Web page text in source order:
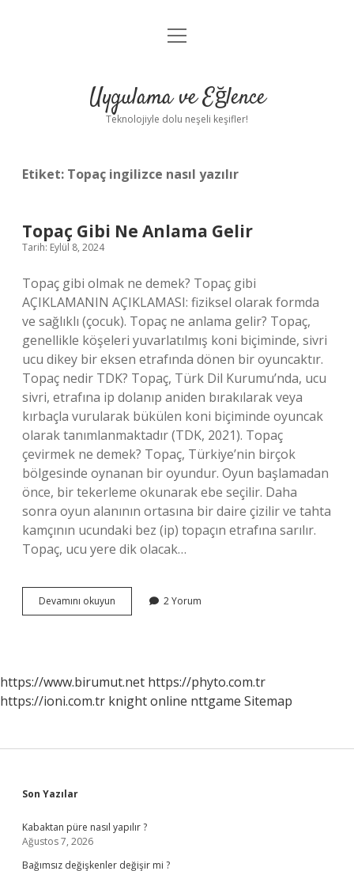
Anasayfa
Yasal Uyarı
menüyü
Uygulama ve Eğlence
Teknolojiyle dolu neşeli keşifler!
Etiket: Topaç ingilizce nasıl yazılır
Topaç Gibi Ne Anlama Gelir
Tarih: Eylül 8, 2024
Topaç gibi olmak ne demek? Topaç gibi
AÇIKLAMANIN AÇIKLAMASI: fiziksel olarak formda
ve sağlıklı (çocuk). Topaç ne anlama gelir? Topaç,
genellikle köşeleri yuvarlatılmış koni biçiminde, sivri
ucu dikey bir eksen etrafında dönen bir oyuncaktır.
Topaç nedir TDK? Topaç, Türk Dil Kurumu’nda, ucu
sivri, etrafına ip dolanıp aniden bırakılarak veya
kırbaçla vurularak bükülen koni biçiminde oyuncak
olarak tanımlanmaktadır (TDK, 2021). Topaç
çevirmek ne demek? Topaç, Türkiye’nin birçok
bölgesinde oynanan bir oyundur. Oyun başlamadan
önce, bir tekerleme okunarak ebe seçilir. Daha
sonra oyun alanının ortasına bir daire çizilir ve tahta
kamçının ucundaki bez (ip) topaçın etrafına sarılır.
Topaç, ucu yere dik olacak…
Devamını okuyun
Gibi
2 Yorum
https://www.birumut.net https://phyto.com.tr
https://ioni.com.tr knight online nttgame Sitemap
Sidebar
Son Yazılar
Kabaktan püre nasıl yapılır ?
Ağustos 7, 2026
Bağımsız değişkenler değişir mi ?